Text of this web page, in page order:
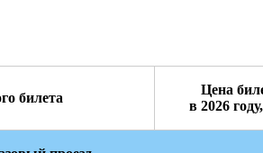
билета
Цена
в 2026